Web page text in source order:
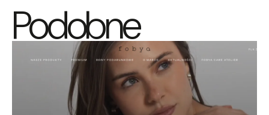
Podobne
realizacje.
Fashion i lifestyle na Shopify.